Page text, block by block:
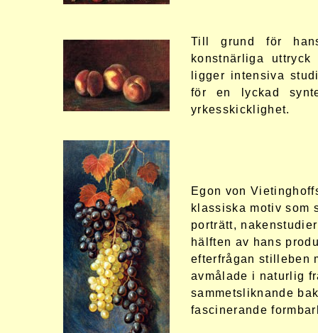
Till grund för
konstnärliga
ligger intensiva
för
en lyckad
yrkesskicklighet.
Egon von
klassiska motiv som
porträtt,
hälften av hans
efterfrågan stilleben
avmålade i naturlig
sammetsliknande
fascinerande